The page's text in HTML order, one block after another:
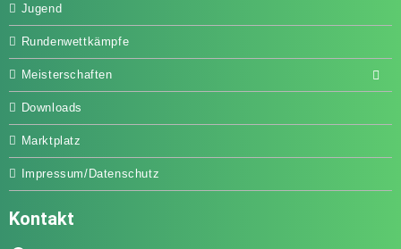
Jugend
Rundenwettkämpfe
Meisterschaften
Downloads
Marktplatz
Impressum/Datenschutz
Kontakt